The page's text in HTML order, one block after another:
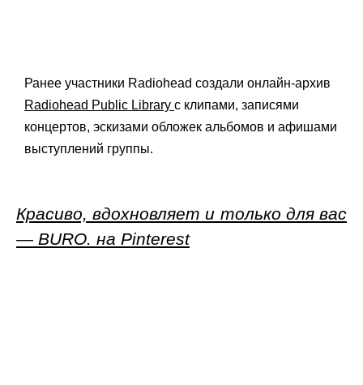
Ранее участники Radiohead создали онлайн-архив
Radiohead Public Library с клипами, записями
концертов, эскизами обложек альбомов и афишами
выступлений группы.
Красиво, вдохновляет и только для вас
— BURO. на Pinterest